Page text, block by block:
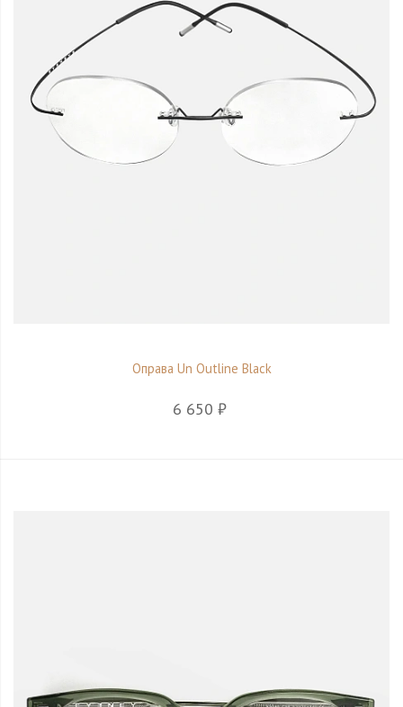
Оправа Un Outline Black
6 650 ₽